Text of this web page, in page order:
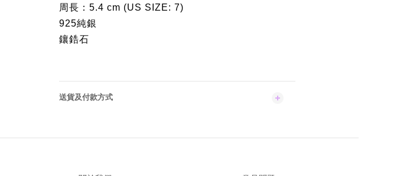
周長： 5.4 cm (US SIZE: 7)
925純銀
鑲鋯石
送貨及付款方式